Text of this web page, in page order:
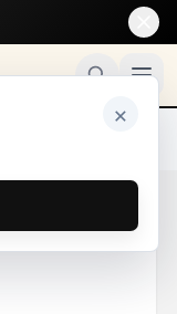
×